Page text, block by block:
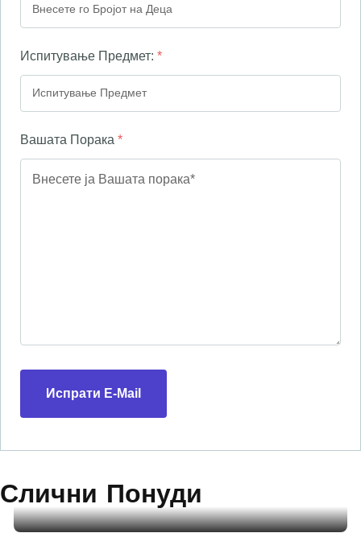
Испитување Предмет: *
Вашата Порака *
Испрати E-Mail
Слични Понуди